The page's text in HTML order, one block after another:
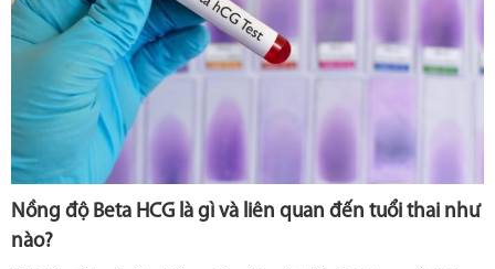
Nồng độ Beta HCG là gì và liên quan đến tuổi thai như
nào?